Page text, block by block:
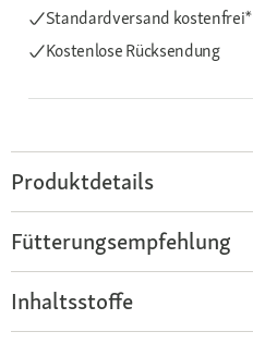
Standardversand kostenfrei*
Kostenlose Rücksendung
Produktdetails
Fütterungsempfehlung
Inhaltsstoffe